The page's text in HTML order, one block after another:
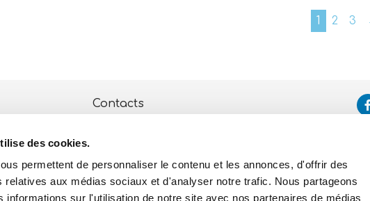
des cookies.
permettent de personnaliser le contenu et les annonces, d'offrir des
relatives aux médias sociaux et d'analyser notre trafic. Nous partageons
informations sur l'utilisation de notre site avec nos partenaires de médias
1 2 3
Contacts
Politique de Confidentialité et de Cookies